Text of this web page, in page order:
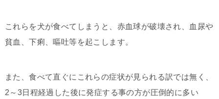
これらを犬が食べてしまうと、赤血球が破壊され、血尿や
貧血、下痢、嘔吐等を起こします。
また、食べて直ぐにこれらの症状が見られる訳では無く、
2～3日程経過した後に発症する事の方が圧倒的に多い